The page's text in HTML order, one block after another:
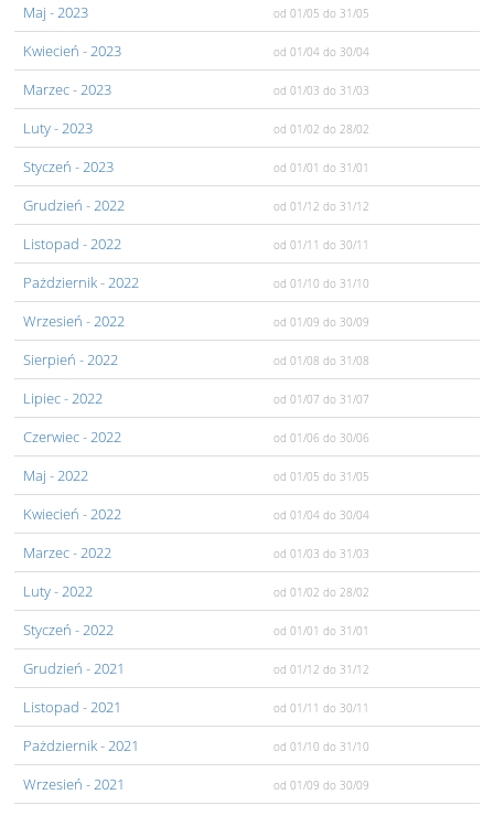
Maj - 2023 od 01/05 do 31/05
Kwiecień - 2023 od 01/04 do 30/04
Marzec- 2023 od 01/03 do 31/03
Luty- 2023 od 01/02 do 28/02
Styczeń - 2023 od 01/01 do 31/01
Grudzień - 2022 od 01/12 do 31/12
Listopad - 2022 od 01/11 do 30/11
Pażdziernik- 2022 od 01/10 do 31/10
Wrzesień - 2022 od 01/09 do 30/09
Sierpień - 2022 od 01/08 do 31/08
Lipiec- 2022 od 01/07 do 31/07
Czerwiec- 2022 od 01/06 do 30/06
Maj - 2022 od 01/05 do 31/05
Kwiecień - 2022 od 01/04 do 30/04
Marzec- 2022 od 01/03 do 31/03
Luty- 2022 od 01/02 do 28/02
Styczeń - 2022 od 01/01 do 31/01
Grudzień - 2021 od 01/12 do 31/12
Listopad - 2021 od 01/11 do 30/11
Pażdziernik- 2021 od 01/10 do 31/10
Wrzesień - 2021 od 01/09 do 30/09